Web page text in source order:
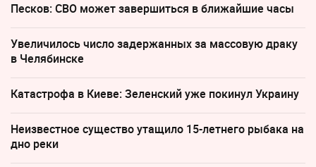
Песков: СВО может завершиться в ближайшие часы
Увеличилось число задержанных за массовую драку
в Челябинске
Катастрофа в Киеве: Зеленский уже покинул Украину
Неизвестное существо утащило 15-летнего рыбака на
дно реки